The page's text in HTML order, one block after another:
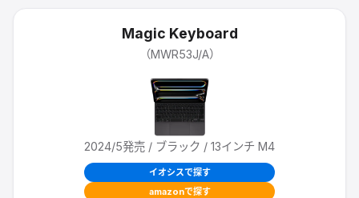
Magic Keyboard
（MWR53J/A）
2024/5発売 / ブラック / 13インチ M4
イオシスで探す
amazonで探す